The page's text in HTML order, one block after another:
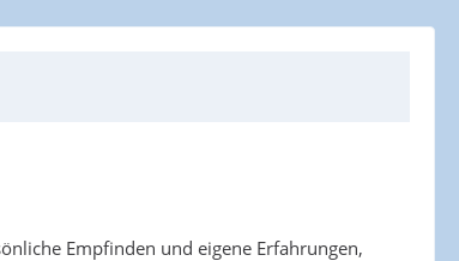
Empfinden und eigene Erfahrungen,